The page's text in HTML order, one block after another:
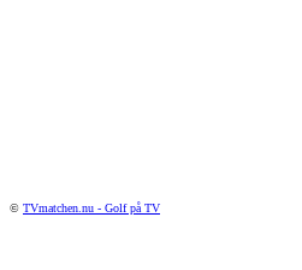
© TVmatchen.nu - Golf på TV